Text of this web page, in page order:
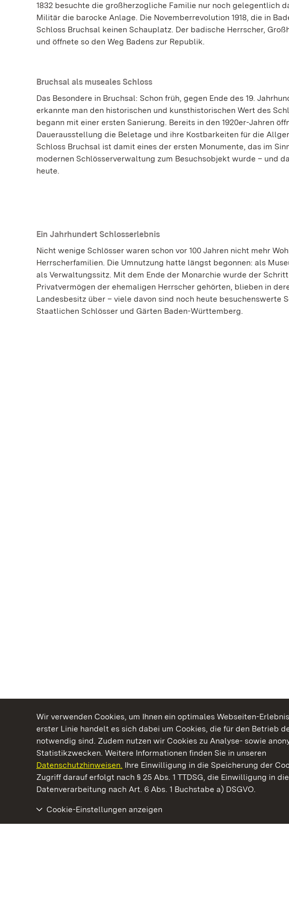
Wir verwenden Cookies, um Ihnen ein optimales Webseiten-
erster Linie handelt es sich dabei um Cookies, die für den Betrieb
notwendig sind. Zudem nutzen wir Cookies zu Analyse- sowie
Statistikzwecken. Weitere Informationen finden Sie in unseren
Datenschutzhinweisen. Ihre Einwilligung in die Speicherung der
Zugriff darauf erfolgt nach § 25 Abs. 1 TTDSG, die Einwilligung in
Datenverarbeitung nach Art. 6 Abs. 1 Buchstabe a) DSGVO.
Cookie-Einstellungen anzeigen
1832 besuchte die großherzogliche Familie nur noch gelegentlich
Militär die barocke Anlage. Die Novemberrevolution 1918, die in
Schloss Bruchsal keinen Schauplatz. Der badische Herrscher,
und öffnete so den Weg Badens zur Republik.
Bruchsal als museales Schloss
Das Besondere in Bruchsal: Schon früh, gegen Ende des 19.
erkannte man den historischen und kunsthistorischen Wert des
begann mit einer ersten Sanierung. Bereits in den 1920er-Jahren
Dauerausstellung die Beletage und ihre Kostbarkeiten für die
Schloss Bruchsal ist damit eines der ersten Monumente, das im
modernen Schlösserverwaltung zum Besuchsobjekt wurde – und
heute.
Ein Jahrhundert Schlosserlebnis
Nicht wenige Schlösser waren schon vor 100 Jahren nicht mehr
Herrscherfamilien. Die Umnutzung hatte längst begonnen: als
als Verwaltungssitz. Mit dem Ende der Monarchie wurde der
Privatvermögen der ehemaligen Herrscher gehörten, blieben in
Landesbesitz über – viele davon sind noch heute
Staatlichen Schlösser und Gärten Baden-Württemberg.
Kommen. Staunen. Genießen.